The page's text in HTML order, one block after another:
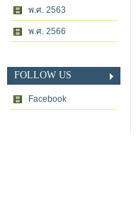
พ.ศ. 2563
พ.ศ. 2566
FOLLOW US
Facebook